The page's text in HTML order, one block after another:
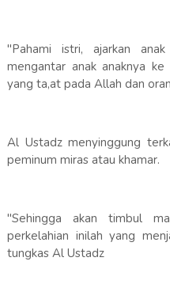
"Pahami istri, ajarkan
mengantar anak anaknya
yang ta,at pada Allah dan
Al Ustadz menyinggung
peminum miras atau khamar.
"Sehingga akan timbul
perkelahian inilah yang
tungkas Al Ustadz